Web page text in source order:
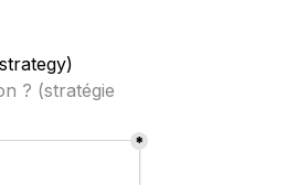
? (stratégie
*